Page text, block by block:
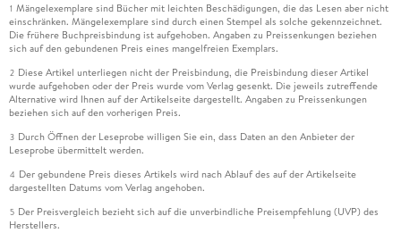
Dementsprechend ist Szatrawskas von Andreas Volk sehr
präzise übersetzte Sprache, mal persönlich und kraftvoll, mal
leise, poetisch, voller Symbole und Metaphern, die immer
wieder um die titelgebende Tiefe kreisen. Ob es sich dabei um
das Wasser in den masurischen Seen oder um den Strudel der
Geschichte handelt, ist fast nebensächlich - in beiden Fällen
gilt es ja, sich nicht hineinziehen zu lassen, um jeden Preis an
der Oberfläche zu bleiben. MARTA KIJOWSKA
Ishbel Szatrawska:
"Die Tiefe". Roman.
1 Mängelexemplare sind Bücher mit leichten Beschädigungen, die das Lesen aber nicht
einschränken. Mängelexemplare sind durch einen Stempel als solche gekennzeichnet.
Die frühere Buchpreisbindung ist aufgehoben. Angaben zu Preissenkungen beziehen
sich auf den gebundenen Preis eines mangelfreien Exemplars.
2 Diese Artikel unterliegen nicht der Preisbindung, die Preisbindung dieser Artikel
wurde aufgehoben oder der Preis wurde vom Verlag gesenkt. Die jeweils zutreffende
Alternative wird Ihnen auf der Artikelseite dargestellt. Angaben zu Preissenkungen
beziehen sich auf den vorherigen Preis.
3 Durch Öffnen der Leseprobe willigen Sie ein, dass Daten an den Anbieter der
Leseprobe übermittelt werden.
4 Der gebundene Preis dieses Artikels wird nach Ablauf des auf der Artikelseite
dargestellten Datums vom Verlag angehoben.
5 Der Preisvergleich bezieht sich auf die unverbindliche Preisempfehlung (UVP) des
Herstellers.